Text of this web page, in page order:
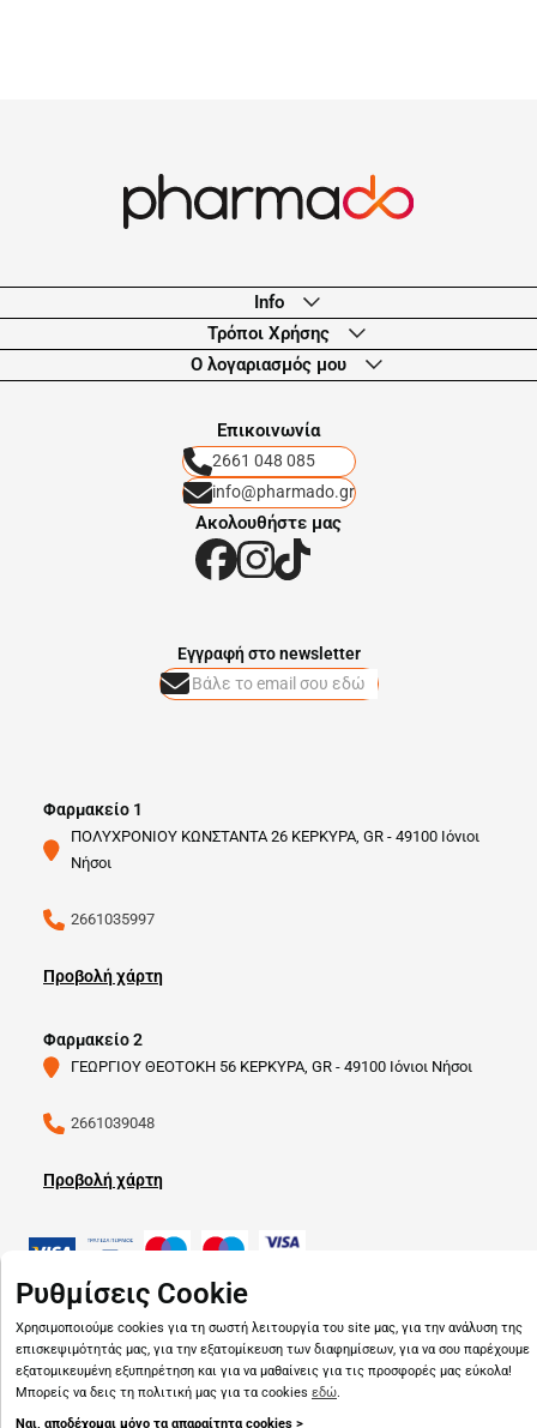
Info
Τρόποι Χρήσης
Ο λογαριασμός μου
Eπικοινωνία
2661 048 085
info@pharmado.gr
Ακολουθήστε μας
Φαρμακείο 1
ΠΟΛΥΧΡΟΝΙΟΥ ΚΩΝΣΤΑΝΤΑ 26 ΚΕΡΚΥΡΑ, GR - 49100 Ιόνιοι
Νήσοι
2661035997
Προβολή χάρτη
Φαρμακείο 2
ΓΕΩΡΓΙΟΥ ΘΕΟΤΟΚΗ 56 ΚΕΡΚΥΡΑ, GR - 49100 Ιόνιοι Νήσοι
2661039048
Προβολή χάρτη
Eγγραφή στο newsletter
Copyright © 2026pharmado.gr
Ρυθμίσεις Cookie
Χρησιμοποιούμε cookies για τη σωστή λειτουργία του site μας, για την ανάλυση της
επισκεψιμότητάς μας, για την εξατομίκευση των διαφημίσεων, για να σου παρέχουμε
εξατομικευμένη εξυπηρέτηση και για να μαθαίνεις για τις προσφορές μας εύκολα!
Μπορείς να δεις τη πολιτική μας για τα cookies εδώ.
Ναι, αποδέχομαι μόνο τα απαραίτητα cookies >